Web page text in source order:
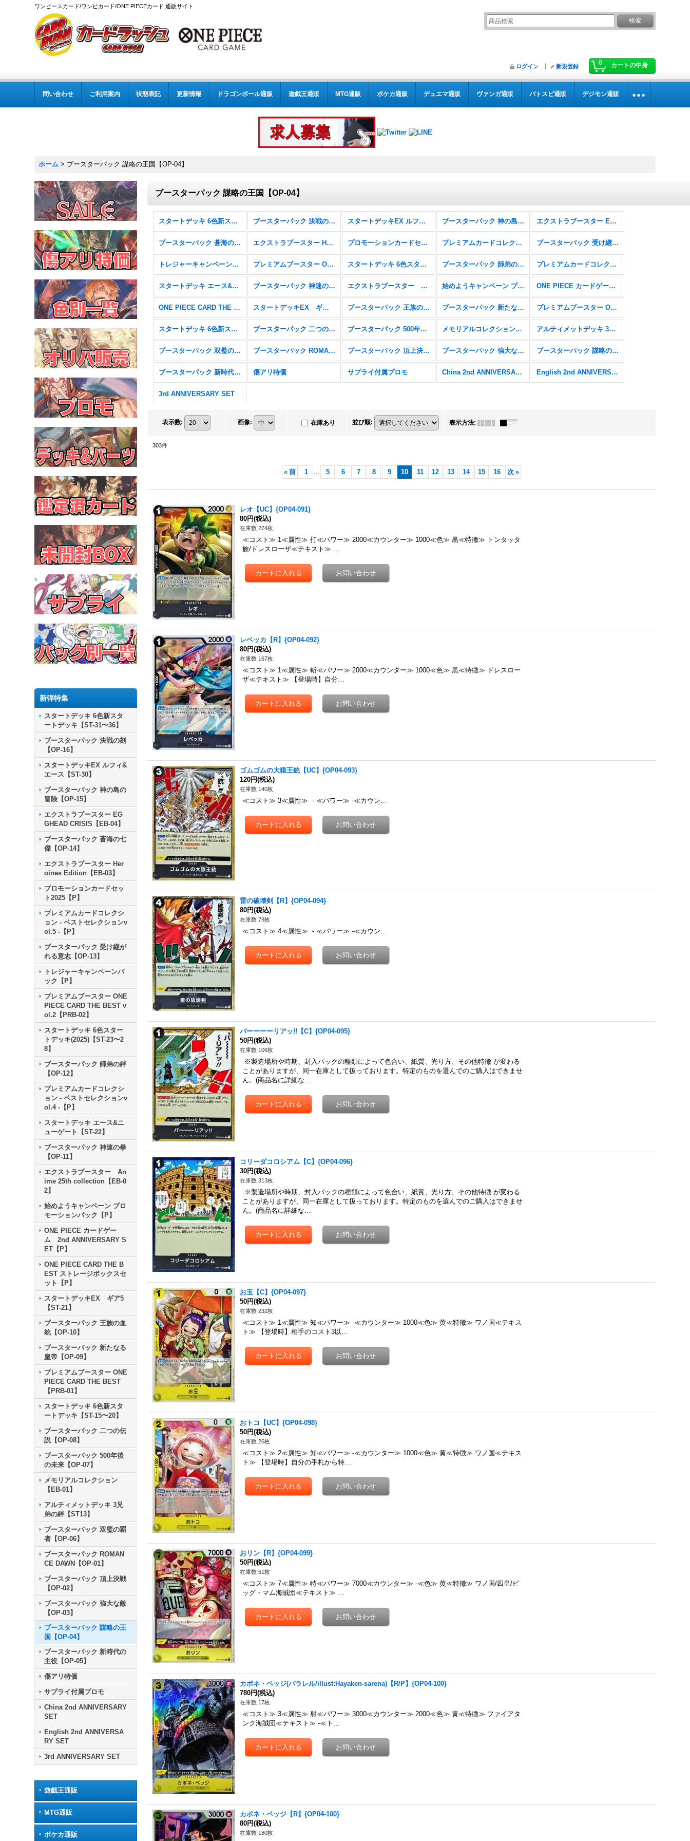
ワンピースカード/ワンピカード/ONE PIECEカード 通販サイト
0 カートの中身
ログイン 新規登録
問い合わせ ご利用案内 状態表記 更新情報 ドラゴンボール通販 遊戯王通販 MTG通販 ポケカ通販 デュエマ通販 ヴァンガ通販 バトスピ通販 デジモン通販
ホーム > ブースターパック 謀略の王国【OP-04】
新弾特集
スタートデッキ 6色新スタ
ートデッキ【ST-31〜36】
ブースターパック 決戦の刻
【OP-16】
スタートデッキEX ルフィ&
エース【ST-30】
ブースターパック 神の島の
冒険【OP-15】
エクストラブースター EG
GHEAD CRISIS【EB-04】
ブースターパック 蒼海の七
傑【OP-14】
エクストラブースター Her
oines Edition【EB-03】
プロモーションカードセッ
ト2025【P】
プレミアムカードコレクシ
ョン - ベストセレクションv
ol.5 -【P】
ブースターパック 受け継が
れる意志【OP-13】
トレジャーキャンペーンパ
ック【P】
プレミアムブースター ONE
PIECE CARD THE BEST v
ol.2【PRB-02】
スタートデッキ 6色スター
トデッキ(2025)【ST-23〜2
8】
ブースターパック 師弟の絆
【OP-12】
プレミアムカードコレクシ
ョン - ベストセレクションv
ol.4 -【P】
スタートデッキ エース&ニ
ューゲート【ST-22】
ブースターパック 神速の拳
【OP-11】
エクストラブースター An
ime 25th collection【EB-0
2】
始めようキャンペーン プロ
モーションパック【P】
ONE PIECE カードゲー
ム 2nd ANNIVERSARY S
ET【P】
ONE PIECE CARD THE B
EST ストレージボックスセ
ット【P】
スタートデッキEX ギア5
【ST-21】
ブースターパック 王族の血
統【OP-10】
ブースターパック 新たなる
皇帝【OP-09】
プレミアムブースター ONE
PIECE CARD THE BEST
【PRB-01】
スタートデッキ 6色新スタ
ートデッキ【ST-15〜20】
ブースターパック 二つの伝
説【OP-08】
ブースターパック 500年後
の未来【OP-07】
メモリアルコレクション
【EB-01】
アルティメットデッキ 3兄
弟の絆【ST13】
ブースターパック 双璧の覇
者【OP-06】
ブースターパック ROMAN
CE DAWN【OP-01】
ブースターパック 頂上決戦
【OP-02】
ブースターパック 強大な敵
【OP-03】
ブースターパック 謀略の王
国【OP-04】
ブースターパック 新時代の
主役【OP-05】
傷アリ特価
サプライ付属プロモ
China 2nd ANNIVERSARY
SET
English 2nd ANNIVERSA
RY SET
3rd ANNIVERSARY SET
遊戯王通販
MTG通販
ポケカ通販
ブースターパック 謀略の王国【OP-04】
スタートデッキ 6色新スタートデッキ【ST-31〜36】 ブースターパック 決戦の刻【OP-16】 スタートデッキEX ルフィ&エース【ST-30】 ブースターパック 神の島の冒険【OP-15】 エクストラブースター EGGHEAD CRISIS【EB-04】
ブースターパック 蒼海の七傑【OP-14】 エクストラブースター Heroines Edition【EB-03】 プロモーションカードセット2025【P】 プレミアムカードコレクション - ベストセレクションvol.5 -【P】 ブースターパック 受け継がれる意志【OP-13】
トレジャーキャンペーンパック【P】 プレミアムブースター ONE PIECE CARD THE BEST vol.2【PRB-02】 スタートデッキ 6色スタートデッキ(2025)【ST-23〜28】 ブースターパック 師弟の絆【OP-12】 プレミアムカードコレクション - ベストセレクションvol.4 -【P】
スタートデッキ エース&ニューゲート【ST-22】 ブースターパック 神速の拳【OP-11】 エクストラブースター Anime 25th collection【EB-02】 始めようキャンペーン プロモーションパック【P】 ONE PIECE カードゲーム 2nd ANNIVERSARY SET【P】
ONE PIECE CARD THE BEST ストレージボックスセット【P】 スタートデッキEX ギア5【ST-21】 ブースターパック 王族の血統【OP-10】 ブースターパック 新たなる皇帝【OP-09】 プレミアムブースター ONE PIECE CARD THE BEST【PRB-01】
スタートデッキ 6色新スタートデッキ【ST-15〜20】 ブースターパック 二つの伝説【OP-08】 ブースターパック 500年後の未来【OP-07】 メモリアルコレクション【EB-01】 アルティメットデッキ 3兄弟の絆【ST13】
ブースターパック 双璧の覇者【OP-06】 ブースターパック ROMANCE DAWN【OP-01】 ブースターパック 頂上決戦【OP-02】 ブースターパック 強大な敵【OP-03】 ブースターパック 謀略の王国【OP-04】
ブースターパック 新時代の主役【OP-05】 傷アリ特価 サプライ付属プロモ China 2nd ANNIVERSARY SET English 2nd ANNIVERSARY SET
3rd ANNIVERSARY SET
表示数: 画像: 在庫あり 並び順: 表示方法:
303件
« 前 1 ... 5 6 7 8 9 10 11 12 13 14 15 16 次 »
レオ【UC】{OP04-091}
80円(税込)
在庫数 274枚
≪コスト≫ 1≪属性≫ 打≪パワー≫ 2000≪カウンター≫ 1000≪色≫ 黒≪特徴≫ トンタッタ
族/ドレスローザ≪テキスト≫ …
レベッカ【R】{OP04-092}
80円(税込)
在庫数 167枚
≪コスト≫ 1≪属性≫ 斬≪パワー≫ 2000≪カウンター≫ 1000≪色≫ 黒≪特徴≫ ドレスロー
ザ≪テキスト≫ 【登場時】自分…
ゴムゴムの大猿王銃【UC】{OP04-093}
120円(税込)
在庫数 140枚
≪コスト≫ 3≪属性≫ - ≪パワー≫ -≪カウン…
雷の破壊剣【R】{OP04-094}
80円(税込)
在庫数 79枚
≪コスト≫ 4≪属性≫ - ≪パワー≫ -≪カウン…
バーーーーリアッ!!【C】{OP04-095}
50円(税込)
在庫数 106枚
※製造場所や時期、封入パックの種類によって色合い、紙質、光り方、その他特徴 が変わる
ことがありますが、同一在庫として扱っております。特定のものを選んでのご購入はできませ
ん。(商品名に詳細な…
コリーダコロシアム【C】{OP04-096}
30円(税込)
在庫数 313枚
※製造場所や時期、封入パックの種類によって色合い、紙質、光り方、その他特徴 が変わる
ことがありますが、同一在庫として扱っております。特定のものを選んでのご購入はできませ
ん。(商品名に詳細な…
お玉【C】{OP04-097}
50円(税込)
在庫数 232枚
≪コスト≫ 1≪属性≫ 知≪パワー≫ -≪カウンター≫ 1000≪色≫ 黄≪特徴≫ ワノ国≪テキス
ト≫ 【登場時】相手のコスト3以…
おトコ【UC】{OP04-098}
50円(税込)
在庫数 26枚
≪コスト≫ 2≪属性≫ 知≪パワー≫ -≪カウンター≫ 1000≪色≫ 黄≪特徴≫ ワノ国≪テキス
ト≫ 【登場時】自分の手札から特…
おリン【R】{OP04-099}
50円(税込)
在庫数 61枚
≪コスト≫ 7≪属性≫ 特≪パワー≫ 7000≪カウンター≫ -≪色≫ 黄≪特徴≫ ワノ国/四皇/ビ
ッグ・マム海賊団≪テキスト≫ …
カポネ・ベッジ(パラレル/illust:Hayaken-sarena)【R/P】{OP04-100}
780円(税込)
在庫数 17枚
≪コスト≫ 3≪属性≫ 射≪パワー≫ 3000≪カウンター≫ 2000≪色≫ 黄≪特徴≫ ファイアタ
ンク海賊団≪テキスト≫ -≪ト…
カポネ・ベッジ【R】{OP04-100}
80円(税込)
在庫数 180枚